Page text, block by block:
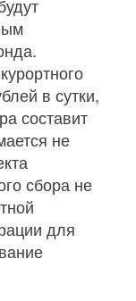
в сутки,
составит
не
сбора не
для